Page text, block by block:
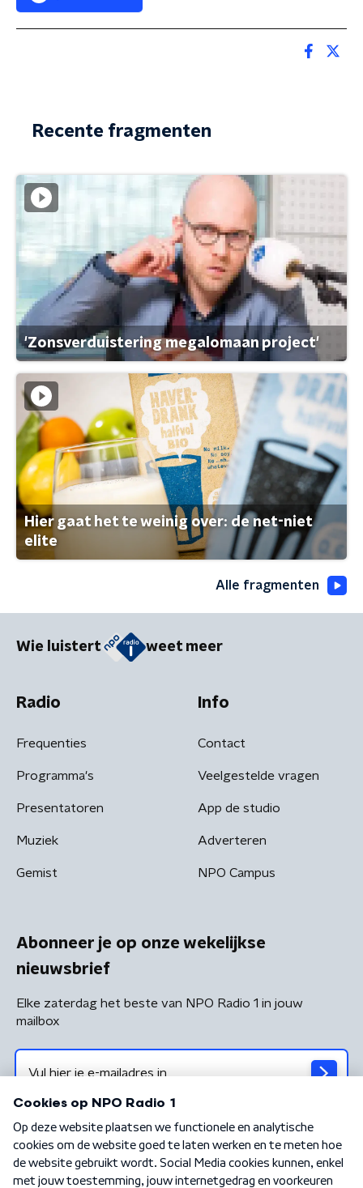
Recente fragmenten
'Zonsverduistering megalomaan project'
Hier gaat het te weinig over: de net-niet
elite
Alle fragmenten
Wie luistert weet meer
Radio
Frequenties
Programma's
Presentatoren
Muziek
Gemist
Info
Contact
Veelgestelde vragen
App de studio
Adverteren
NPO Campus
Abonneer je op onze wekelijkse
nieuwsbrief
Elke zaterdag het beste van NPO Radio 1 in jouw
mailbox
Algemene voorwaarden Privacybeleid